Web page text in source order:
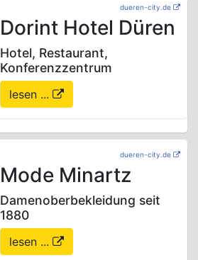
dueren-city.de
Dorint Hotel Düren
Hotel, Restaurant,
Konferenzzentrum
lesen ...
dueren-city.de
Mode Minartz
Damenoberbekleidung seit
1880
lesen ...